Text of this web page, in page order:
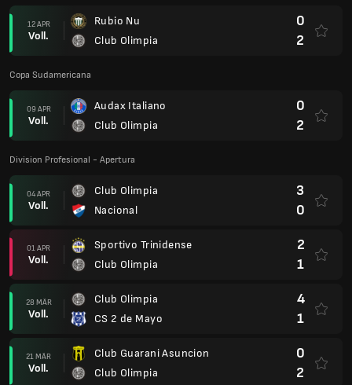
12 APR
Voll.
Rubio Nu
Club Olimpia
0
2
Copa Sudamericana
09 APR
Voll.
Audax Italiano
Club Olimpia
0
2
Division Profesional - Apertura
04 APR
Voll.
Club Olimpia
Nacional
3
0
01 APR
Voll.
Sportivo Trinidense
Club Olimpia
2
1
28 MÄR
Voll.
Club Olimpia
CS 2 de Mayo
4
1
21 MÄR
Voll.
Club Guarani Asuncion
Club Olimpia
0
2